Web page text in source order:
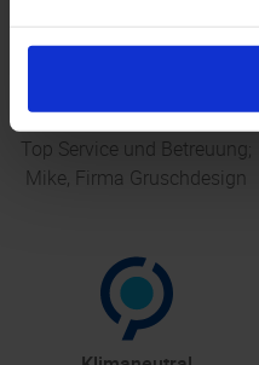
ekomi
Top Service und Betreuung;
Mike, Firma Gruschdesign